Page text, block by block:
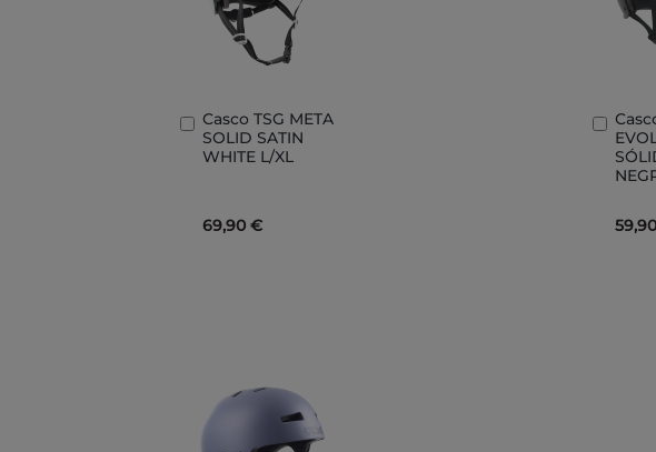
Casco TSG META
SOLID SATIN
WHITE L/XL
69,90 €
Añadir
al
carrito
al